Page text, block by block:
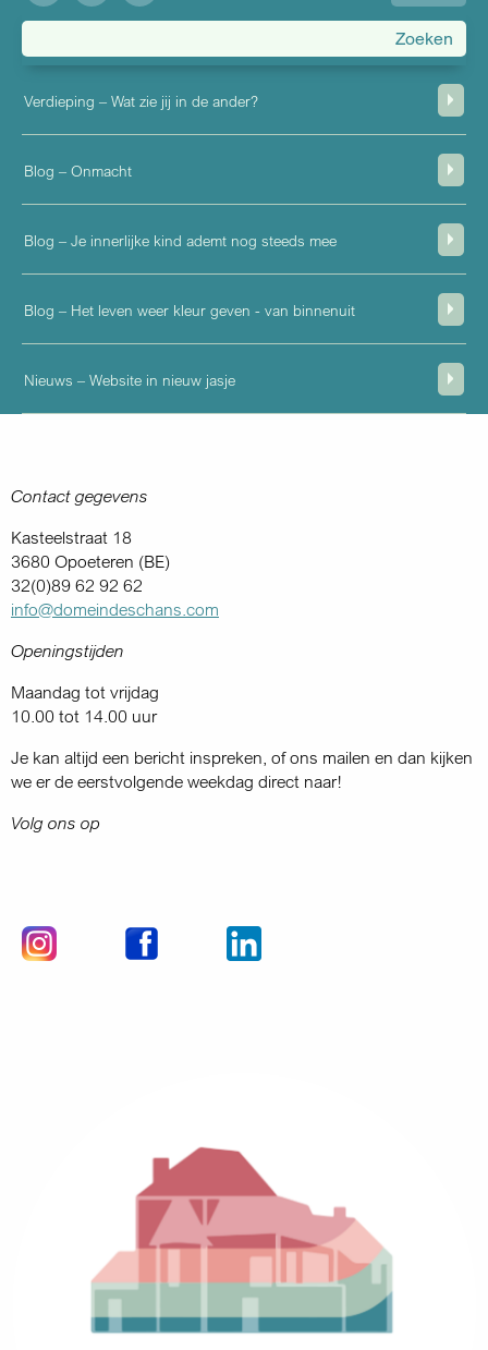
account
menu
Verdieping – Wat zie jij in de ander?
Blog – Onmacht
Blog – Je innerlijke kind ademt nog steeds mee
Blog – Het leven weer kleur geven - van binnenuit
Nieuws – Website in nieuw jasje
Contact gegevens
Kasteelstraat 18
3680 Opoeteren (BE)
32(0)89 62 92 62
info@domeindeschans.com
Openingstijden
Maandag tot vrijdag
10.00 tot 14.00 uur
Je kan altijd een bericht inspreken, of ons mailen en dan kijken
we er de eerstvolgende weekdag direct naar!
Volg ons op